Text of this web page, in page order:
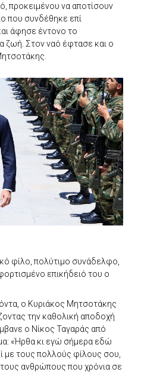
προκειμένου να αποτίσουν
που συνδέθηκε επί
άφησε έντονο το
ζωή. Στον ναό έφτασε και ο
φίλο, πολύτιμο συνάδελφο,
επικήδειό του ο
ο Κυριάκος Μητσοτάκης
την καθολική αποδοχή
ο Νίκος Ταγαράς από
«Ήρθα κι εγώ σήμερα εδώ
με τους πολλούς φίλους σου,
τους ανθρώπους που χρόνια σε